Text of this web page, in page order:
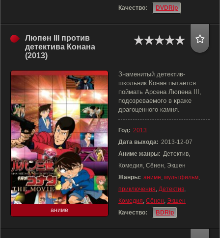
Качество:
DVDRip
Люпен III против
детектива Конана
(2013)
аниме
Знаменитый детектив-
школьник Конан пытается
поймать Арсена Люпена III,
подозреваемого в краже
драгоценного камня.
Год: 2013
Дата выхода: 2013-12-07
Аниме жанры: Детектив,
Комедия, Сёнен, Экшен
Жанры: аниме, мультфильм,
приключения, Детектив,
Комедия, Сёнен, Экшен
Качество:
BDRip